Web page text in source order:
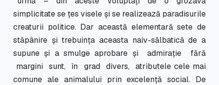
simplicitate se ţes visele şi se realizează paradisurile
creaturii politice. Dar această elementară sete de
stăpânire şi trebuinţa aceasta naiv-sălbatică de a
supune şi a smulge aprobare şi admiraţie fără
margini sunt, în grad divers, atributele cele mai
comune ale animalului prin excelenţă social. De